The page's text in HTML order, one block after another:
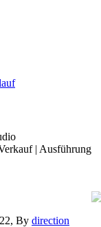
| Ausführung
By direction